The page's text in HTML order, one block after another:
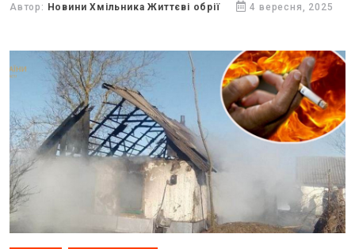
Автор: Новини Хмільника Життєві обрії 4 вересня, 2025